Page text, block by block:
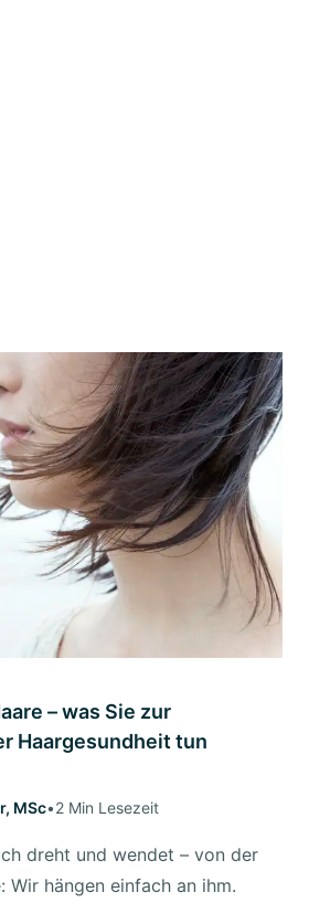
– was Sie zur
Haargesundheit tun
MSc•2 Min Lesezeit
dreht und wendet – von der
Wir hängen einfach an ihm.